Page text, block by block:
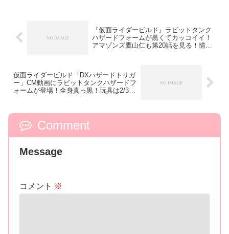
『仮面ライダービルド』ラビットタンク
ハザードフォームが黒くてカッコイイ！
アマゾンズ鷹山仁も第20話を見る！情報
仮面ライダービルド「DXハザードトリガ
ー」CM動画にラビットタンクハザードフ
ォームが登場！全身真っ黒！玩具は2/3発
Comment
Message
コメント ※